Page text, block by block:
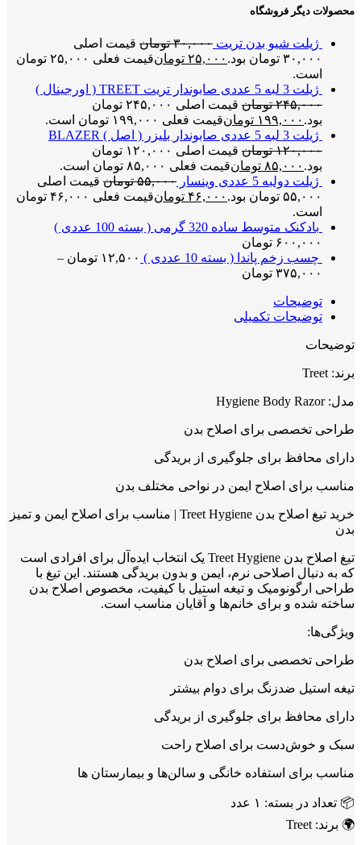
محصولات دیگر فروشگاه
ژیلت شیو بدن تریت ۳۰,۰۰۰ تومان قیمت اصلی
۳۰,۰۰۰ تومان بود.
۲۵,۰۰۰ تومان
قیمت فعلی ۲۵,۰۰۰ تومان
است.
ژیلت 3 لبه 5 عددی صابوندار تریت TREET ( اورجینال )
۲۴۵,۰۰۰ تومان
قیمت اصلی ۲۴۵,۰۰۰ تومان
بود. ۱۹۹,۰۰۰ تومانقیمت فعلی ۱۹۹,۰۰۰ تومان است.
ژیلت 3 لبه 5 عددی صابوندار بلیزر ( اصل ) BLAZER
۱۲۰,۰۰۰ تومان
قیمت اصلی ۱۲۰,۰۰۰ تومان
بود. ۸۵,۰۰۰ تومانقیمت فعلی ۸۵,۰۰۰ تومان است.
ژیلت دولبه 5 عددی وینسار
۵۵,۰۰۰ تومان قیمت اصلی
۵۵,۰۰۰ تومان بود.
۴۶,۰۰۰ تومان
قیمت فعلی ۴۶,۰۰۰ تومان
است.
بادکنک متوسط ساده 320 گرمی ( بسته 100 عددی )
۶۰۰,۰۰۰ تومان
چسب زخم پاندا ( بسته 10 عددی )
۱۲,۵۰۰ تومان –
۳۷۵,۰۰۰ تومان
توضیحات
توضیحات تکمیلی
توضیحات
برند: Treet
مدل: Hygiene Body Razor
طراحی تخصصی برای اصلاح بدن
دارای محافظ برای جلوگیری از بریدگی
مناسب برای اصلاح ایمن در نواحی مختلف بدن
خرید تیغ اصلاح بدن Treet Hygiene | مناسب برای اصلاح ایمن و تمیز
بدن
تیغ اصلاح بدن Treet Hygiene یک انتخاب ایده‌آل برای افرادی است
که به دنبال اصلاحی نرم، ایمن و بدون بریدگی هستند. این تیغ با
طراحی ارگونومیک و تیغه استیل با کیفیت، مخصوص اصلاح بدن
ساخته شده و برای خانم‌ها و آقایان مناسب است.
ویژگی‌ها:
طراحی تخصصی برای اصلاح بدن
تیغه استیل ضدزنگ برای دوام بیشتر
دارای محافظ برای جلوگیری از بریدگی
سبک و خوش‌دست برای اصلاح راحت
مناسب برای استفاده خانگی و سالن‌ها و بیمارستان ها
📦 تعداد در بسته: ۱ عدد
🌍 برند: Treet